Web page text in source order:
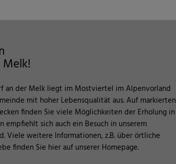
an der Melk liegt im Mostviertel im Alpenvorland
mit hoher Lebensqualität aus. Auf markierten
finden Sie viele Möglichkeiten der Erholung in
empfiehlt sich auch ein Besuch in unserem
Viele weitere Informationen, z.B. über örtliche
finden Sie hier auf unserer Homepage.